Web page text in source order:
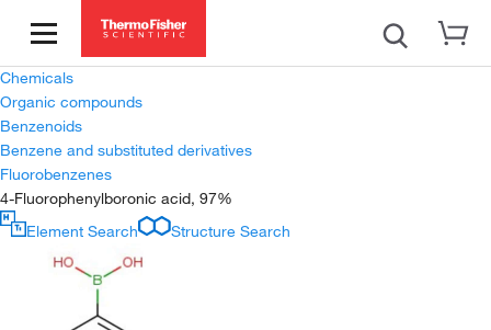
Chemicals
Organic compounds
Benzenoids
Benzene and substituted derivatives
Fluorobenzenes
4-Fluorophenylboronic acid, 97%
Element Search
Structure Search